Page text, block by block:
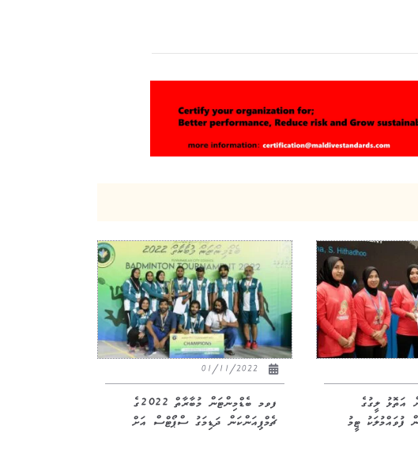
އަތޮޅު ލީގުގެ
ފުވައްމުލަކު ޓީމު
01/11/2022
ފވމ ބެޑްމިންޓަން މުބާރާތް 2022ގެ
ޗެމްޕިއަންކަން ދަޑިމަގު ސްޕޯޓްސް އަށް